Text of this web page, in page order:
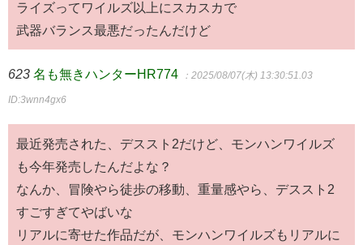
ライズってワイルズ以上にスカスカで
武器バランス最悪だったんだけど
623 名も無きハンターHR774 ：2025/08/07(木) 13:30:51.03
ID:3wnn4gx6
最近発売された、デススト2だけど、モンハンワイルズ
も今年発売したんだよな？
なんか、冒険やら徒歩の移動、重量感やら、デススト2
すごすぎてやばいな
リアルに寄せた作品だが、モンハンワイルズもリアルに